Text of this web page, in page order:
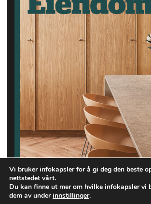
Vi bruker infokapsler for å gi deg den beste
nettstedet vårt.
Du kan finne ut mer om hvilke infokapsler vi
dem av underinnstillinger.